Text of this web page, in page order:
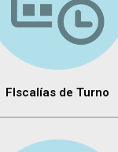
FIscalías de Turno